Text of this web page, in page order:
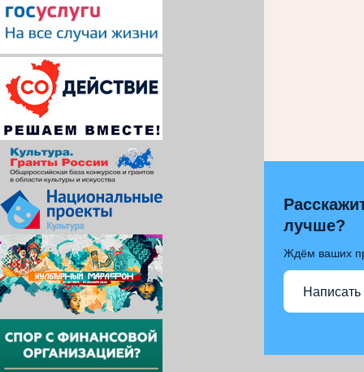
лучше?
Ждём ваших
Написать